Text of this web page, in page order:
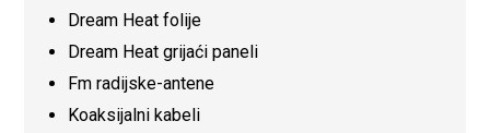
Dream Heat folije
Dream Heat grijaći paneli
Fm radijske-antene
Koaksijalni kabeli